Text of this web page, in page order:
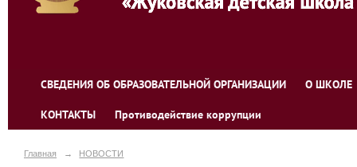
СВЕДЕНИЯ ОБ ОБРАЗОВАТЕЛЬНОЙ ОРГАНИЗАЦИИ О ШКОЛЕ
КОНТАКТЫ Противодействие коррупции
Главная → НОВОСТИ